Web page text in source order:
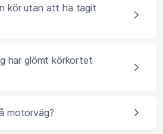
kör utan att ha tagit
har glömt körkortet
motorväg?